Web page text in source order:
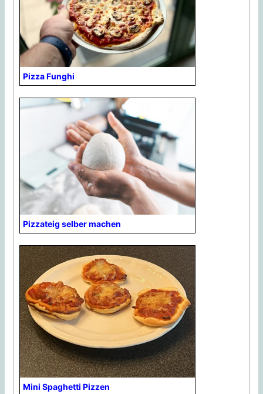
Pizza Funghi
Pizzateig selber machen
Mini Spaghetti Pizzen